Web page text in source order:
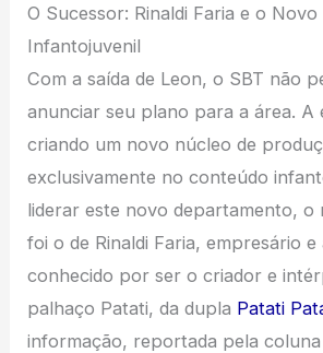
O Sucessor: Rinaldi Faria e o
Infantojuvenil
Com a saída de Leon, o SBT não
anunciar seu plano para a área. A
criando um novo núcleo de
exclusivamente no conteúdo
liderar este novo departamento, o
foi o de Rinaldi Faria, empresário e
conhecido por ser o criador e
palhaço Patati, da dupla Patati
informação, reportada pela